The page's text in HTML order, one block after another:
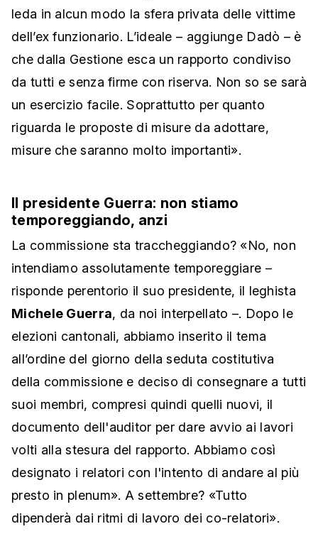
leda in alcun modo la sfera privata delle vittime
dell’ex funzionario. L’ideale – aggiunge Dadò – è
che dalla Gestione esca un rapporto condiviso
da tutti e senza firme con riserva. Non so se sarà
un esercizio facile. Soprattutto per quanto
riguarda le proposte di misure da adottare,
misure che saranno molto importanti».
Il presidente Guerra: non stiamo
temporeggiando, anzi
La commissione sta traccheggiando? «No, non
intendiamo assolutamente temporeggiare –
risponde perentorio il suo presidente, il leghista
Michele Guerra, da noi interpellato –. Dopo le
elezioni cantonali, abbiamo inserito il tema
all’ordine del giorno della seduta costitutiva
della commissione e deciso di consegnare a tutti
suoi membri, compresi quindi quelli nuovi, il
documento dell'auditor per dare avvio ai lavori
volti alla stesura del rapporto. Abbiamo così
designato i relatori con l'intento di andare al più
presto in plenum». A settembre? «Tutto
dipenderà dai ritmi di lavoro dei co-relatori».